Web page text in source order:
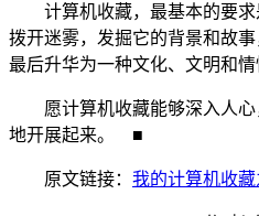
计算机收藏，最基本的要
拨开迷雾，发掘它的背景和故
最后升华为一种文化、文明和情
愿计算机收藏能够深入人
地开展起来。 ■
原文链接： 我的计算机收